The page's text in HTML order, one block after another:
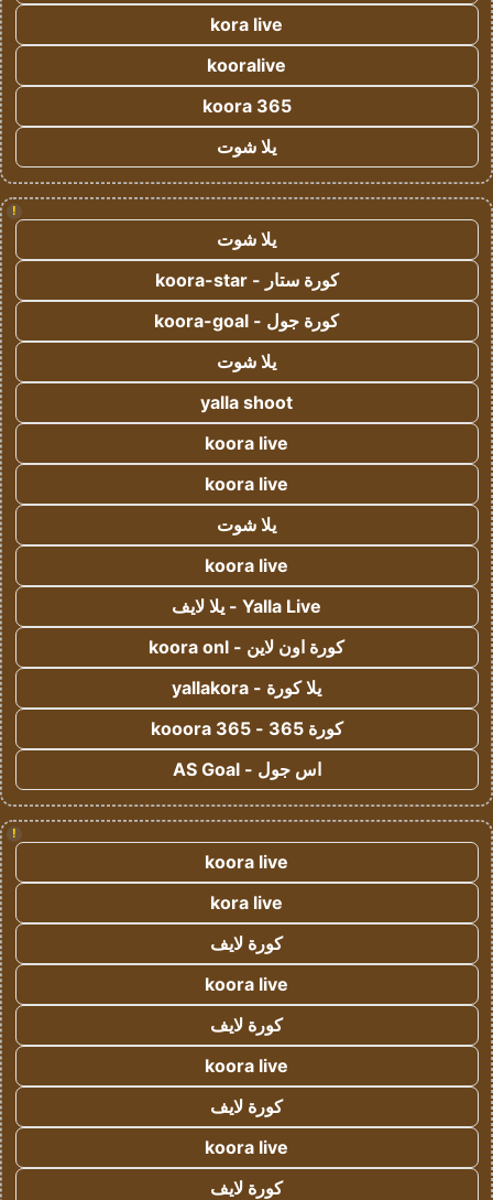
kora live
kooralive
koora 365
يلا شوت
!
يلا شوت
كورة ستار - koora-star
كورة جول - koora-goal
يلا شوت
yalla shoot
koora live
koora live
يلا شوت
koora live
Yalla Live - يلا لايف
كورة اون لاين - koora onl
يلا كورة - yallakora
كورة 365 - kooora 365
اس جول - AS Goal
!
koora live
kora live
كورة لايف
koora live
كورة لايف
koora live
كورة لايف
koora live
كورة لايف